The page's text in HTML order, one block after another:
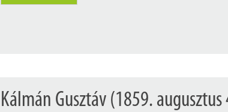
Kálmán Gusztáv (1859.